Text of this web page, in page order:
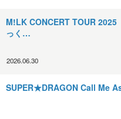
M!LK CONCERT TOUR 2025
っく…
2026.06.30
SUPER★DRAGON Call Me